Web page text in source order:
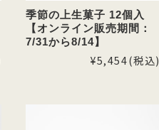
季節の上生菓子 12個入
【オンライン販売期間：
7/31から8/14】
¥5,454(税込)